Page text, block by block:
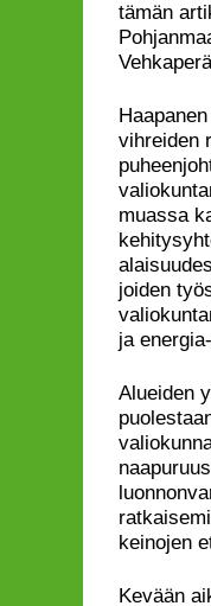
tämän
vihreiden
muassa
joiden
ja
Alueiden
keinojen
Kevään